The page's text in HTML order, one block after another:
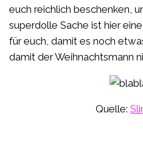
euch reichlich beschenken,
superdolle Sache ist hier
für euch, damit es noch
damit der Weihnachtsmann
Quelle: